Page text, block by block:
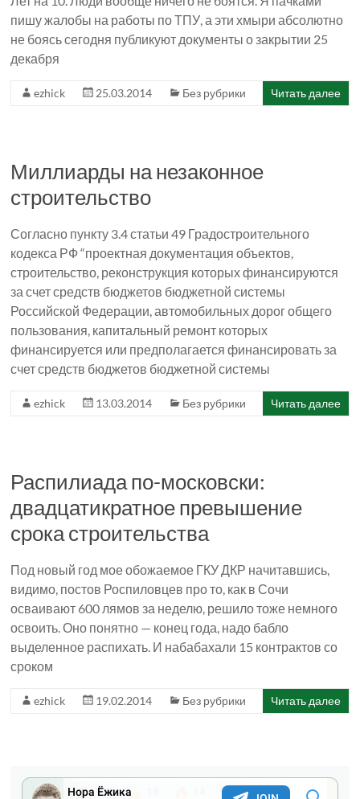
пишу жалобы на работы по ТПУ, а эти хмыри абсолютно
не боясь сегодня публикуют документы о закрытии 25
декабря
ezhick 25.03.2014 Без рубрики Читать далее
Миллиарды на незаконное
строительство
Согласно пункту 3.4 статьи 49 Градостроительного
кодекса РФ “проектная документация объектов,
строительство, реконструкция которых финансируются
за счет средств бюджетов бюджетной системы
Российской Федерации, автомобильных дорог общего
пользования, капитальный ремонт которых
финансируется или предполагается финансировать за
счет средств бюджетов бюджетной системы
ezhick 13.03.2014 Без рубрики Читать далее
Распилиада по-московски:
двадцатикратное превышение
срока строительства
Под новый год мое обожаемое ГКУ ДКР начитавшись,
видимо, постов Роспиловцев про то, как в Сочи
осваивают 600 лямов за неделю, решило тоже немного
освоить. Оно понятно — конец года, надо бабло
выделенное распихать. И набабахали 15 контрактов со
сроком
ezhick 19.02.2014 Без рубрики Читать далее